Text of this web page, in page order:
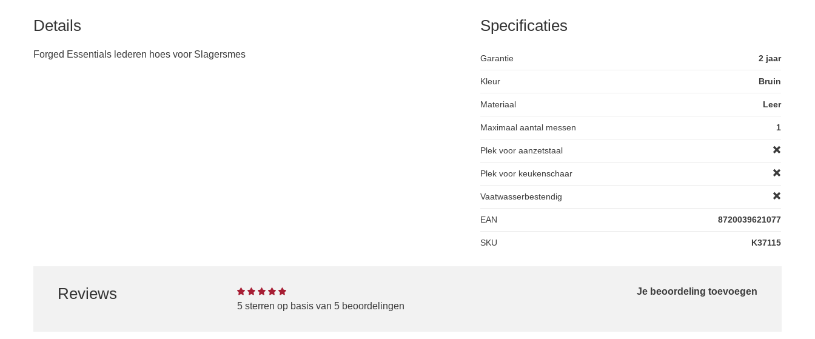
Details
Forged Essentials lederen hoes voor Slagersmes
Specificaties
Garantie 2 jaar
Kleur Bruin
Materiaal Leer
Maximaal aantal messen 1
Plek voor aanzetstaal
Plek voor keukenschaar
Vaatwasserbestendig
EAN 8720039621077
SKU K37115
Reviews
5 sterren op basis van 5 beoordelingen
Je beoordeling toevoegen